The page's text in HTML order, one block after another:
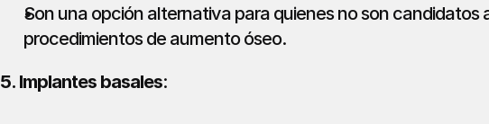
Son una opción alternativa para quienes no son candidatos
procedimientos de aumento óseo.
5. Implantes basales: